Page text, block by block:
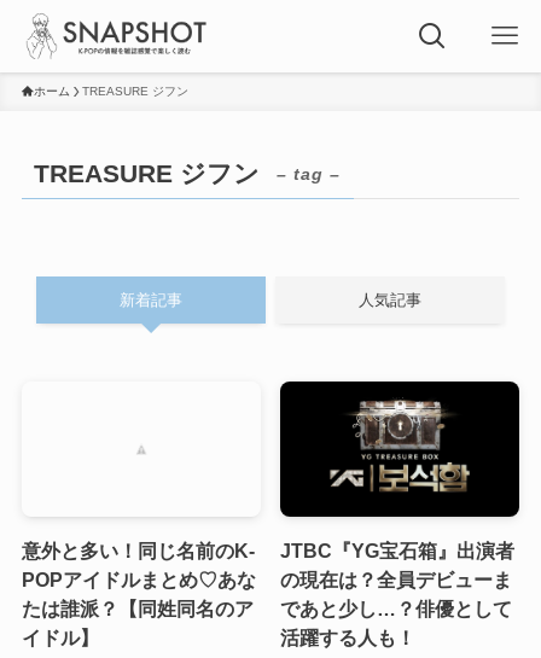
ホーム TREASURE ジフン
TREASURE ジフン – tag –
新着記事 人気記事
意外と多い！同じ名前のK-
POPアイドルまとめ♡あな
たは誰派？【同姓同名のア
イドル】
JTBC『YG宝石箱』出演者
の現在は？全員デビューま
であと少し…？俳優として
活躍する人も！